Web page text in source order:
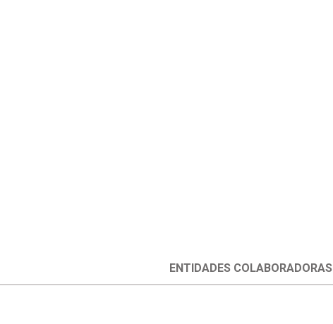
ENTIDADES COLABORADORAS